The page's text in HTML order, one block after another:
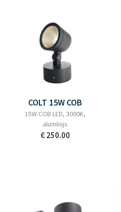
COLT 15W COB
15W COB LED, 3000K,
alumīnijs
€ 250.00